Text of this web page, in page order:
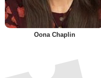
Oona Chaplin